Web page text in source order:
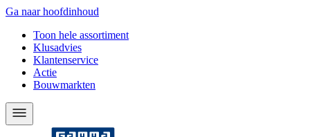
Ga naar hoofdinhoud
Toon hele assortiment
Klusadvies
Klantenservice
Actie
Bouwmarkten